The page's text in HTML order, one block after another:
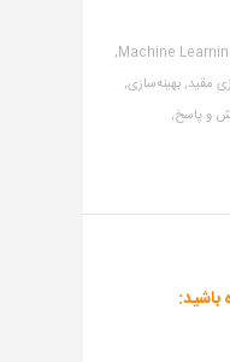
Machine
مقید,بهینه‌سازی,
و پاسخ,
باشید: